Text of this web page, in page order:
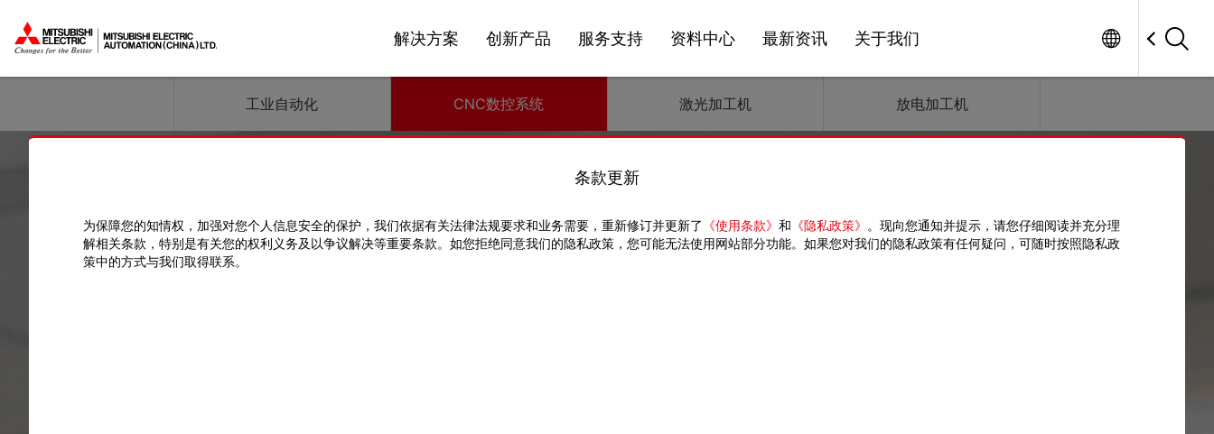
解决方案 创新产品 服务支持 资料中心 最新资讯 关于我们
工业自动化 CNC数控系统 激光加工机 放电加工机
CNC数控系统
条款更新
为保障您的知情权，加强对您个人信息安全的保护，我们依据有关法律法规要求和业务需要，重新修订并更新了 《使用条款》 和 《隐私政策》 。现向您通知并提示，请您仔细阅读并充分理
解相关条款，特别是有关您的权利义务及以争议解决等重要条款。如您拒绝同意我们的隐私政策，您可能无法使用网站部分功能。如果您对我们的隐私政策有任何疑问，可随时按照隐私政
策中的方式与我们取得联系。